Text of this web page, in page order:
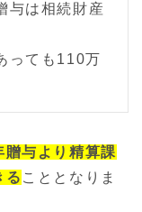
与は相続財産
っても110万
贈与より精算課
る こととなりま